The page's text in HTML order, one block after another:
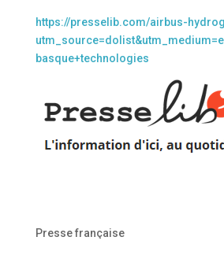
https://presselib.com/airbus-
basque+technologies
Presse française